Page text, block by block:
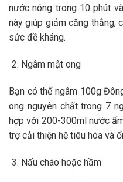
nước nóng trong 10 phút
này giúp giảm căng thẳng,
sức đề kháng.
Ngâm mật ong
Bạn có thể ngâm 100g
ong nguyên chất trong 7
hợp với 200-300ml nước
trợ cải thiện hệ tiêu hóa và
Nấu cháo hoặc hầm